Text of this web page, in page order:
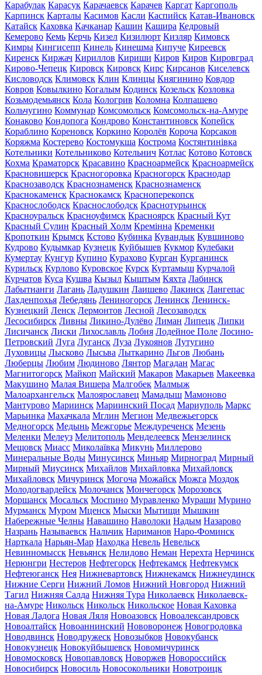
Карабулак Карасук Карачаевск Карачев Каргат Каргополь
Карпинск Карталы Касимов Касли Каспийск Катав-Ивановск
Катайск Каховка Качканар Кашин Кашира Кедровый
Кемерово Кемь Керчь Кизел Кизилюрт Кизляр Кимовск
Кимры Кингисепп Кинель Кинешма Кипуче Киреевск
Киренск Киржач Кириллов Кириши Киров Киров Кировград
Кирово-Чепецк Кировск Кировск Кирс Кирсанов Киселевск
Кисловодск Климовск Клин Клинцы Княгинино Ковдор
Ковров Ковылкино Когалым Кодинск Козельск Козловка
Козьмодемьянск Кола Кологрив Коломна Колпашево
Кольчугино Коммунар Комсомольск Комсомольск-на-Амуре
Конаково Кондопога Кондрово Константиновск Копейск
Кораблино Кореновск Коркино Королёв Короча Корсаков
Коряжма Костерево Костомукша Кострома Костянтинівка
Котельники Котельниково Котельнич Котлас Котово Котовск
Кохма Краматорск Красавино Красноармейск Красноармейск
Красновишерск Красногоровка Красногорск Краснодар
Краснозаводск Краснознаменск Краснознаменск
Краснокаменск Краснокамск Красноперекопск
Краснослободск Краснослободск Краснотурьинск
Красноуральск Красноуфимск Красноярск Красный Кут
Красный Сулин Красный Холм Кремінна Кременки
Кропоткин Крымск Кстово Кубинка Кувандык Кувшиново
Кудрово Кудымкар Кузнецк Куйбышев Кукмор Кулебаки
Кумертау Кунгур Купино Курахово Курган Курганинск
Курильск Курлово Куровское Курск Куртамыш Курчалой
Курчатов Куса Кушва Кызыл Кыштым Кяхта Лабинск
Лабытнанги Лагань Ладушкин Лаишево Лакинск Лангепас
Лахденпохья Лебедянь Лениногорск Ленинск Ленинск-
Кузнецкий Ленск Лермонтов Лесной Лесозаводск
Лесосибирск Ливны Ликино-Дулёво Лиман Липецк Липки
Лисичанск Лиски Лихославль Лобня Лодейное Поле Лосино-
Петровский Луга Луганск Луза Лукоянов Лутугино
Луховицы Лысково Лысьва Лыткарино Льгов Любань
Люберцы Любим Людиново Лянтор Магадан Магас
Магнитогорск Майкоп Майский Макаров Макарьев Макеевка
Макушино Малая Вишера Малгобек Малмыж
Малоархангельск Малоярославец Мамадыш Мамоново
Мантурово Мариинск Мариинский Посад Мариуполь Маркс
Марьинка Махачкала Мглин Мегион Медвежьегорск
Медногорск Медынь Межгорье Междуреченск Мезень
Меленки Мелеуз Мелитополь Менделеевск Мензелинск
Мещовск Миасс Миколаївка Микунь Миллерово
Минеральные Воды Минусинск Миньяр Мирноград Мирный
Мирный Миусинск Михайлов Михайловка Михайловск
Михайловск Мичуринск Могоча Можайск Можга Моздок
Молодогвардейск Молочанск Мончегорск Морозовск
Моршанск Мосальск Моспино Муравленко Мураши Мурино
Мурманск Муром Мценск Мыски Мытищи Мышкин
Набережные Челны Навашино Наволоки Надым Назарово
Назрань Называевск Нальчик Нариманов Наро-Фоминск
Нарткала Нарьян-Мар Находка Невель Невельск
Невинномысск Невьянск Нелидово Неман Нерехта Нерчинск
Нерюнгри Нестеров Нефтегорск Нефтекамск Нефтекумск
Нефтеюганск Нея Нижневартовск Нижнекамск Нижнеудинск
Нижние Серги Нижний Ломов Нижний Новгород Нижний
Тагил Нижняя Салда Нижняя Тура Николаевск Николаевск-
на-Амуре Никольск Никольск Никольское Новая Каховка
Новая Ладога Новая Ляля Новоазовск Новоалександровск
Новоалтайск Новоаннинский Нововоронеж Новогродовка
Новодвинск Новодружеск Новозыбков Новокубанск
Новокузнецк Новокуйбышевск Новомичуринск
Новомосковск Новопавловск Новоржев Новороссийск
Новосибирск Новосиль Новосокольники Новотроицк